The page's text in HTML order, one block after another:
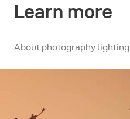
Learn more
About photography lighting